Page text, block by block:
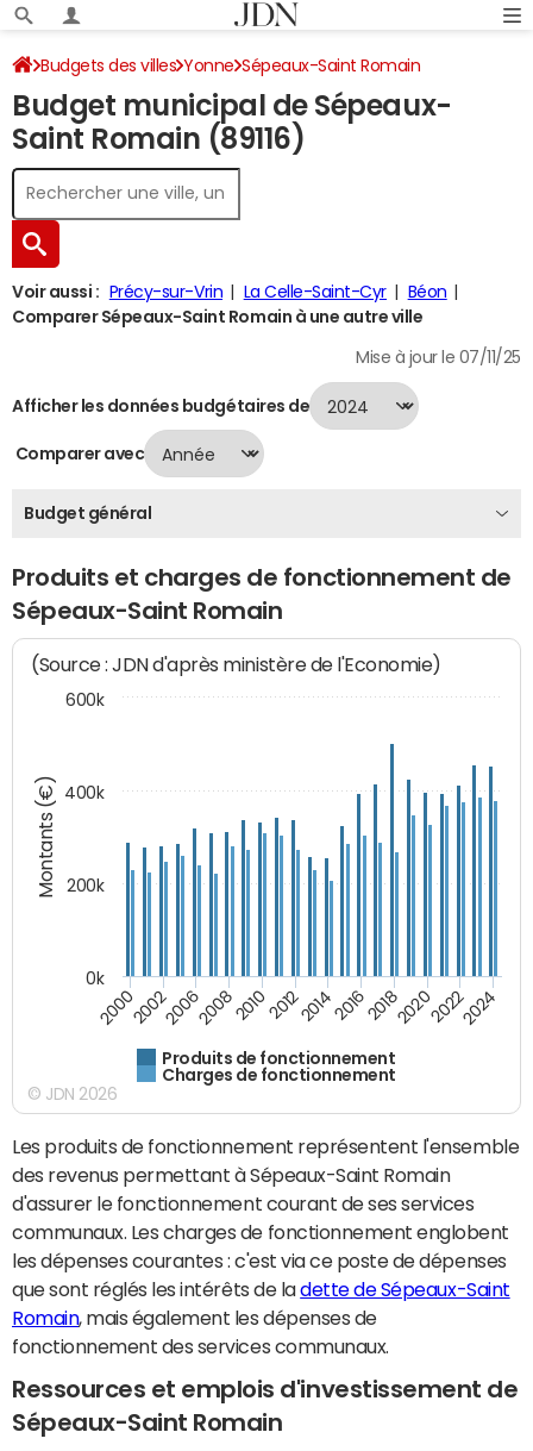
Budgets des villes Yonne Sépeaux-Saint Romain
Budget 2024
Budget municipal de Sépeaux-
Saint Romain (89116)
Voir aussi : Précy-sur-Vrin La Celle-Saint-Cyr
Béon
Comparer Sépeaux-Saint Romain à une autre ville
Mise à jour le 07/11/25
Afficher les données budgétaires de
Comparer avec
Budget général
Produits et charges de fonctionnement de
Sépeaux-Saint Romain
Montants (€)
(Source : JDN d'après ministère de l'Economie)
Produits de fonctionnement
Charges de fonctionnement
200020022006200820102012201420162018202020222024
0k
200k
400k
600k
© JDN 2026
Les produits de fonctionnement représentent l'ensemble
des revenus permettant à Sépeaux-Saint Romain
d'assurer le fonctionnement courant de ses services
communaux. Les charges de fonctionnement englobent
les dépenses courantes : c'est via ce poste de dépenses
que sont réglés les intérêts de ladette de Sépeaux-Saint
Romain, mais également les dépenses de
fonctionnement des services communaux.
Ressources et emplois d'investissement de
Sépeaux-Saint Romain